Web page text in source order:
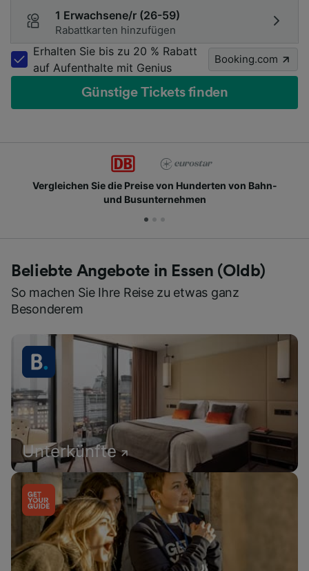
1 Erwachsene/r (26-59)
Rabattkarten hinzufügen
Erhalten Sie bis zu 20 % Rabatt
auf Aufenthalte mit Genius
Booking.com
Günstige Tickets finden
Vergleichen Sie die Preise von Hunderten von Bahn-
und Busunternehmen
Beliebte Angebote in Essen (Oldb)
So machen Sie Ihre Reise zu etwas ganz
Besonderem
Unterkünfte